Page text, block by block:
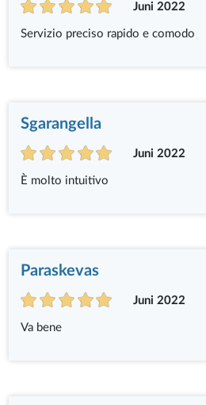
Juni 2022
Servizio preciso rapido e comodo
Sgarangella
Juni 2022
È molto intuitivo
Paraskevas
Juni 2022
Va bene